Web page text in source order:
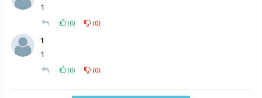
1
(0) (0)
1
1
(0) (0)